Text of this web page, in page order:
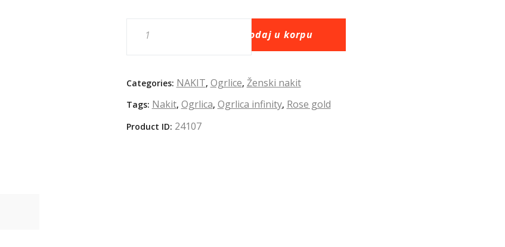
Dodaj u korpu
Categories: NAKIT, Ogrlice, Ženski nakit
Tags: Nakit, Ogrlica, Ogrlica infinity, Rose gold
Product ID: 24107